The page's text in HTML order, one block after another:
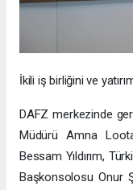
İkili iş birliğini ve
DAFZ merkezinde
Müdürü Amna
Bessam Yıldırım,
Başkonsolosu Onur